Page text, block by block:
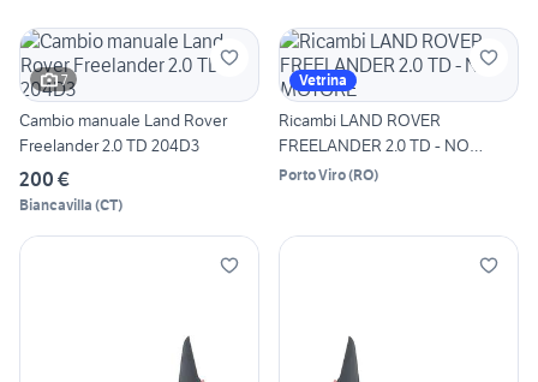
7
Cambio manuale Land Rover
Freelander 2.0 TD 204D3
200 €
Biancavilla (CT)
Vetrina
Ricambi LAND ROVER
FREELANDER 2.0 TD - NO
MOTORE
Porto Viro(RO)